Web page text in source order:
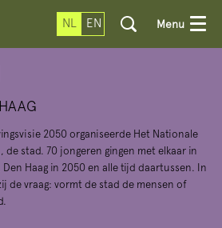
NL EN Menu
2050 organiseerde Het Nationale
de stad. 70 jongeren gingen met elkaar in
Den Haag in 2050 en alle tijd daartussen. In
de vraag: vormt de stad de mensen of